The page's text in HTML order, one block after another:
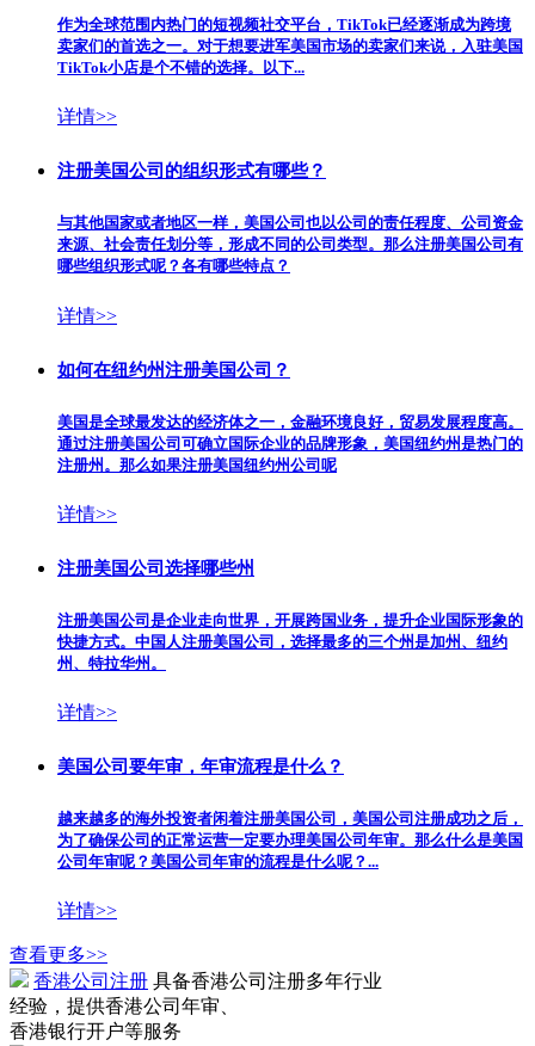
作为全球范围内热门的短视频社交平台，TikTok已经逐渐成为跨境
卖家们的首选之一。对于想要进军美国市场的卖家们来说，入驻美国
TikTok小店是个不错的选择。以下...
详情>>
注册美国公司的组织形式有哪些？
与其他国家或者地区一样，美国公司也以公司的责任程度、公司资金
来源、社会责任划分等，形成不同的公司类型。那么注册美国公司有
哪些组织形式呢？各有哪些特点？
详情>>
如何在纽约州注册美国公司？
美国是全球最发达的经济体之一，金融环境良好，贸易发展程度高。
通过注册美国公司​可确立国际企业的品牌形象，美国纽约州是热门的
注册州。那么如果注册美国纽约州公司呢
详情>>
注册美国公司选择哪些州
注册美国公司是企业走向世界，开展跨国业务，提升企业国际形象的
快捷方式。中国人注册美国公司，选择最多的三个州是加州、纽约
州、特拉华州。
详情>>
美国公司要年审，年审流程是什么？
越来越多的海外投资者闲着注册美国公司，美国公司注册成功之后，
为了确保公司的正常运营一定要办理美国公司年审。那么什么是美国
公司年审呢？美国公司年审的流程是什么呢？...
详情>>
查看更多>>
香港公司注册 具备香港公司注册多年行业
经验，提供香港公司年审、
香港银行开户等服务